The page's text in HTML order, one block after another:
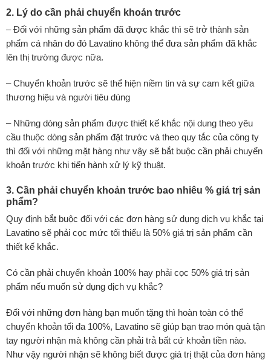
2. Lý do cần phải chuyển khoản trước
– Đối với những sản phẩm đã được khắc thì sẽ trở thành sản
phẩm cá nhân do đó Lavatino không thể đưa sản phẩm đã khắc
lên thị trường được nữa.
– Chuyển khoản trước sẽ thể hiện niềm tin và sự cam kết giữa
thương hiệu và người tiêu dùng
– Những dòng sản phẩm được thiết kế khắc nội dung theo yêu
cầu thuộc dòng sản phẩm đặt trước và theo quy tắc của công ty
thì đối với những mặt hàng như vậy sẽ bắt buộc cần phải chuyển
khoản trước khi tiến hành xử lý kỹ thuật.
3. Cần phải chuyển khoản trước bao nhiêu % giá trị sản
phẩm?
Quy định bắt buộc đối với các đơn hàng sử dụng dịch vụ khắc tại
Lavatino sẽ phải cọc mức tối thiểu là 50% giá trị sản phẩm cần
thiết kế khắc.
Có cần phải chuyển khoản 100% hay phải cọc 50% giá trị sản
phẩm nếu muốn sử dụng dịch vụ khắc?
Đối với những đơn hàng bạn muốn tặng thì hoàn toàn có thể
chuyển khoản tối đa 100%, Lavatino sẽ giúp bạn trao món quà tận
tay người nhận mà không cần phải trả bất cứ khoản tiền nào.
Như vậy người nhận sẽ không biết được giá trị thật của đơn hàng